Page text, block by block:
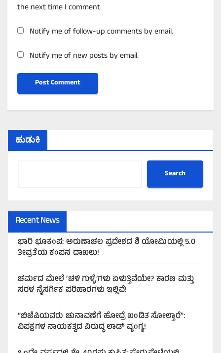
the next time I comment.
Notify me of follow-up comments by email.
Notify me of new posts by email.
ಹುಡುಕಿ
Search
Recent News
ಭಾರಿ ಭೂಕಂಪ: ಅರುಣಾಚಲ ಪ್ರದೇಶದ ಶಿ ಯೋಮಿಯಲ್ಲಿ 5.0
ತೀವ್ರತೆಯ ಕಂಪನ ದಾಖಲು!
ಚರ್ಮದ ಮೇಲೆ ‘ಚಳಿ ಗುಳ್ಳೆ’ಗಳು ಏಳುತ್ತಿವೆಯೇ? ಕಾರಣ ಮತ್ತು
ಸರಳ ನೈಸರ್ಗಿಕ ಪರಿಹಾರಗಳು ಇಲ್ಲಿವೆ!
“ಬಿಜೆಪಿಯವರು ಚುನಾವಣೆಗೆ ಹೋದ್ರೆ ಖಂಡಿತ ಸೋಲ್ತಾರೆ”:
ವಿಪಕ್ಷಗಳ ನಾಯಕತ್ವದ ವಿರುದ್ಧ ಲಾಡ್ ವ್ಯಂಗ್ಯ!